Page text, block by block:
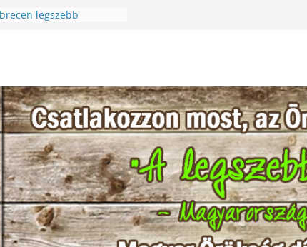
legszebb
Különleges módon
szeretetére a
legszebb
Ültess, gondozd, nyerj:
konyhakertjeit